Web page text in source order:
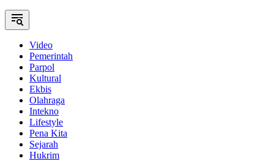
Video
Pemerintah
Parpol
Kultural
Ekbis
Olahraga
Intekno
Lifestyle
Pena Kita
Sejarah
Hukrim